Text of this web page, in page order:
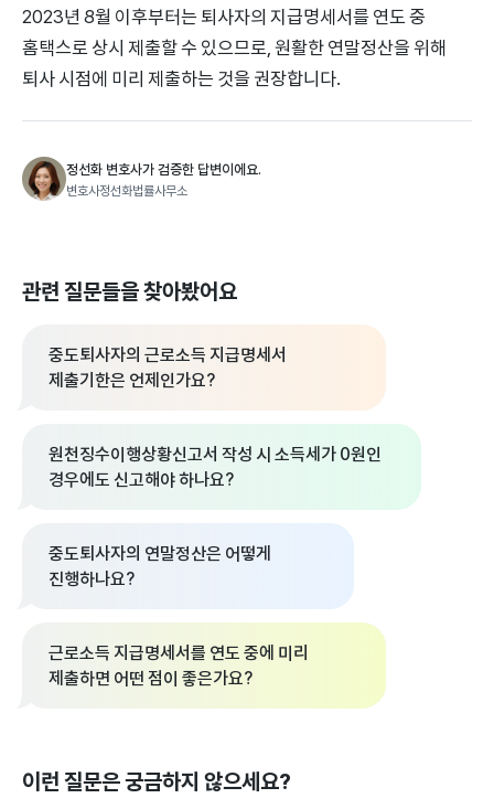
2023년 8월 이후부터는 퇴사자의 지급명세서를 연도 중
홈택스로 상시 제출할 수 있으므로, 원활한 연말정산을 위해
퇴사 시점에 미리 제출하는 것을 권장합니다.
정선화 변호사가 검증한 답변이에요.
변호사정선화법률사무소
관련 질문들을 찾아봤어요
중도퇴사자의 근로소득 지급명세서
제출기한은 언제인가요?
원천징수이행상황신고서 작성 시 소득세가 0원인
경우에도 신고해야 하나요?
중도퇴사자의 연말정산은 어떻게
진행하나요?
근로소득 지급명세서를 연도 중에 미리
제출하면 어떤 점이 좋은가요?
이런 질문은 궁금하지 않으세요?